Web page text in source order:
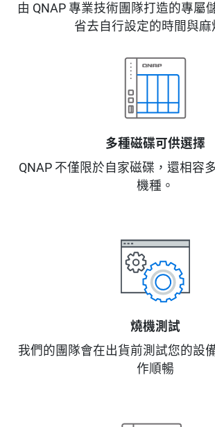
由 QNAP 專業技術團隊打造的專屬
省去自行設定的時間與麻
多種磁碟可供選擇
QNAP 不僅限於自家磁碟，還相容
機種。
燒機測試
我們的團隊會在出貨前測試您的設
作順暢